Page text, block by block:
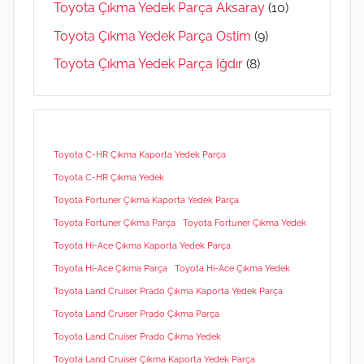
Toyota Çıkma Yedek Parça Aksaray (10)
Toyota Çıkma Yedek Parça Ostim (9)
Toyota Çıkma Yedek Parça Iğdır (8)
Toyota C-HR Çıkma Kaporta Yedek Parça
Toyota C-HR Çıkma Yedek
Toyota Fortuner Çıkma Kaporta Yedek Parça
Toyota Fortuner Çıkma Parça Toyota Fortuner Çıkma Yedek
Toyota Hi-Ace Çıkma Kaporta Yedek Parça
Toyota Hi-Ace Çıkma Parça Toyota Hi-Ace Çıkma Yedek
Toyota Land Cruiser Prado Çıkma Kaporta Yedek Parça
Toyota Land Cruiser Prado Çıkma Parça
Toyota Land Cruiser Prado Çıkma Yedek
Toyota Land Cruiser Çıkma Kaporta Yedek Parça